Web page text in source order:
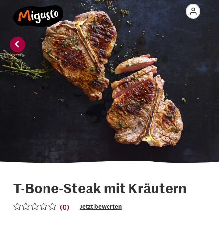
T-Bone-Steak mit Kräutern
(0) Jetzt bewerten